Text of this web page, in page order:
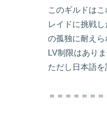
このギルドは
レイドに挑戦
の孤独に耐え
LV制限はあり
ただし日本語
＝＝＝＝＝＝